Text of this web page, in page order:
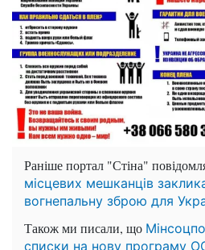
Раніше портал "Стіна"
місцевих мешканців
вогнепальну зброю для
Також ми писали, що
списки на нову програму